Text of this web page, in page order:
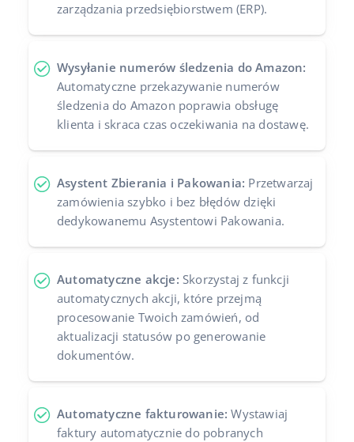
zarządzania przedsiębiorstwem (ERP).
Wysyłanie numerów śledzenia do Amazon:
Automatyczne przekazywanie numerów
śledzenia do Amazon poprawia obsługę
klienta i skraca czas oczekiwania na dostawę.
Asystent Zbierania i Pakowania: Przetwarzaj
zamówienia szybko i bez błędów dzięki
dedykowanemu Asystentowi Pakowania.
Automatyczne akcje: Skorzystaj z funkcji
automatycznych akcji, które przejmą
procesowanie Twoich zamówień, od
aktualizacji statusów po generowanie
dokumentów.
Automatyczne fakturowanie: Wystawiaj
faktury automatycznie do pobranych